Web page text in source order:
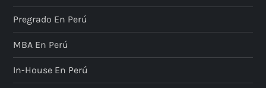
Pregrado En Perú
MBA En Perú
In-House En Perú